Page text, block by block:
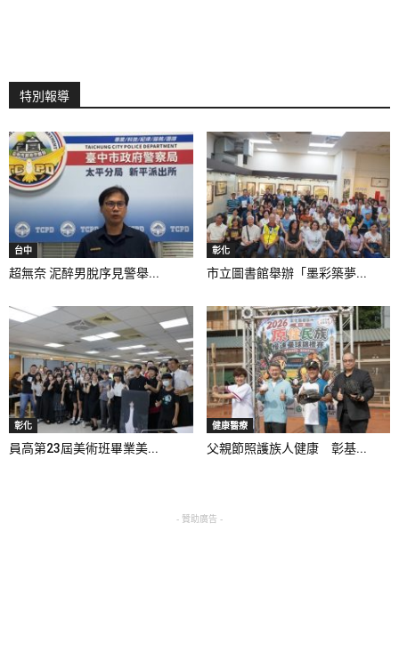
特別報導
台中
超無奈 泥醉男脫序見警舉...
彰化
市立圖書館舉辦「墨彩築夢...
彰化
員高第23屆美術班畢業美...
健康醫療
父親節照護族人健康 彰基...
- 贊助廣告 -